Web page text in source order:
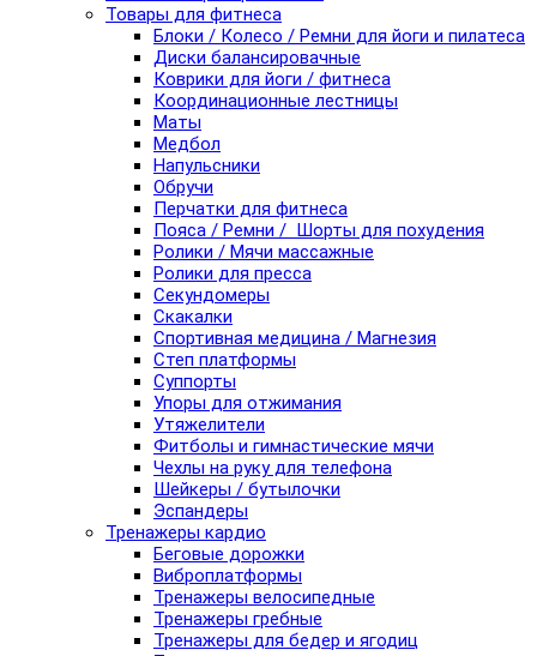
Товары для фитнеса
Блоки / Колесо / Ремни для йоги и пилатеса
Диски балансировачные
Коврики для йоги / фитнеса
Координационные лестницы
Маты
Медбол
Напульсники
Обручи
Перчатки для фитнеса
Пояса / Ремни / Шорты для похудения
Ролики / Мячи массажные
Ролики для пресса
Секундомеры
Скакалки
Спортивная медицина / Магнезия
Степ платформы
Суппорты
Упоры для отжимания
Утяжелители
Фитболы и гимнастические мячи
Чехлы на руку для телефона
Шейкеры / бутылочки
Эспандеры
Тренажеры кардио
Беговые дорожки
Виброплатформы
Тренажеры велосипедные
Тренажеры гребные
Тренажеры для бедер и ягодиц